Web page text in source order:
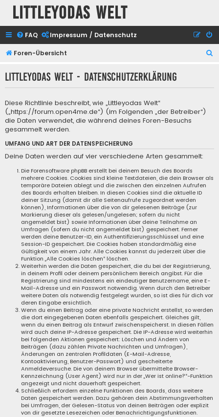
Littleyodas Welt
FAQ Impressum / Datenschutz
Foren-Übersicht
h
Littleyodas Welt - Datenschutzerklärung
Diese Richtlinie beschreibt, wie „Littleyodas Welt“
(„https://forum.open4me.de“) (im Folgenden „der Betreiber“)
die Daten verwendet, die während deines Foren-Besuchs
gesammelt werden.
UMFANG UND ART DER DATENSPEICHERUNG
Deine Daten werden auf vier verschiedene Arten gesammelt:
Die Forensoftware phpBB erstellt bei deinem Besuch des Boards
mehrere Cookies. Cookies sind kleine Textdateien, die dein Browser als
temporäre Dateien ablegt und die zwischen den einzelnen Aufrufen
des Boards erhalten bleiben. In diesen Cookies sind die aktuelle ID
deiner Sitzung (damit dir alle Seitenaufrufe zugeordnet werden
können), Informationen über die von dir gelesenen Beiträge (zur
Markierung dieser als gelesen/ungelesen; sofern du nicht
angemeldet bist) sowie Informationen über deine Teilnahme an
Umfragen (sofern du nicht angemeldet bist) gespeichert. Ferner
werden deine Benutzer-ID, ein Authentifizierungsschlüssel und eine
Session-ID gespeichert. Die Cookies haben standardmäßig eine
Gültigkeit von einem Jahr. Alle Cookies kannst du jederzeit über die
Funktion „Alle Cookies löschen“ löschen.
Weiterhin werden die Daten gespeichert, die du bei der Registrierung,
in deinem Profil oder deinem persönlichem Bereich angibst. Für die
Registrierung sind mindestens ein eindeutiger Benutzername, eine E-
Mail-Adresse und ein Passwort notwendig. Wenn durch den Betreiber
weitere Daten als notwendig festgelegt wurden, so ist dies für dich vor
deren Eingabe ersichtlich.
Wenn du einen Beitrag oder eine private Nachricht erstellst, so werden
die dort eingegebenen Daten ebenfalls gespeichert. Gleiches gilt,
wenn du einen Beitrag als Entwurf zwischenspeicherst. In diesen Fällen
wird auch deine IP-Adresse gespeichert. Die IP-Adresse wird weiterhin
bei folgenden Aktionen gespeichert: Löschen und Ändern von
Beiträgen (dazu zählen Private Nachrichten und Umfragen),
Änderungen an zentralen Profildaten (E-Mail-Adresse,
Kontoaktivierung, Benutzer-Passwort) und gescheiterte
Anmeldeversuche. Die von deinem Browser übermittelte Browser-
Kennzeichnung (User Agent) wird nur in der „Wer ist online?“-Funktion
angezeigt und nicht dauerhaft gespeichert.
Schließlich erfordern einzelne Funktionen des Boards, dass weitere
Daten gespeichert werden. Dazu gehören dein Abstimmungsverhalten
bei Umfragen, der Gelesen-Status von deinen Beiträgen oder explizit
von dir gesetzte Lesezeichen oder Benachrichtigungsfunktionen.